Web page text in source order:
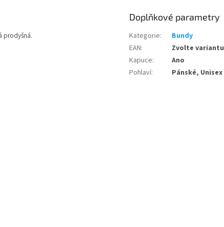
prodyšná.
Doplňkové parametry
Kategorie:
Bundy
EAN:
Zvolte variantu
Kapuce:
Ano
Pohlaví: Pánské, Unisex